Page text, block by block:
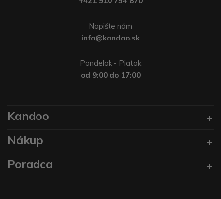
Napište nám
info@kandoo.sk
Pondelok - Piatok
od 9:00 do 17:00
Kandoo
Nákup
Poradca